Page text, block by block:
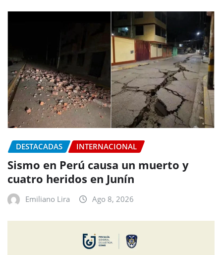
DESTACADAS INTERNACIONAL
Sismo en Perú causa un muerto y
cuatro heridos en Junín
Emiliano Lira Ago 8, 2026